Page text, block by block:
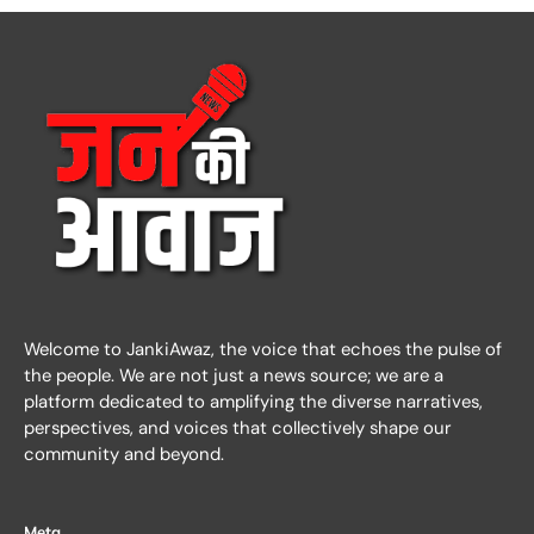
Welcome to JankiAwaz, the voice that echoes the pulse of
the people. We are not just a news source; we are a
platform dedicated to amplifying the diverse narratives,
perspectives, and voices that collectively shape our
community and beyond.